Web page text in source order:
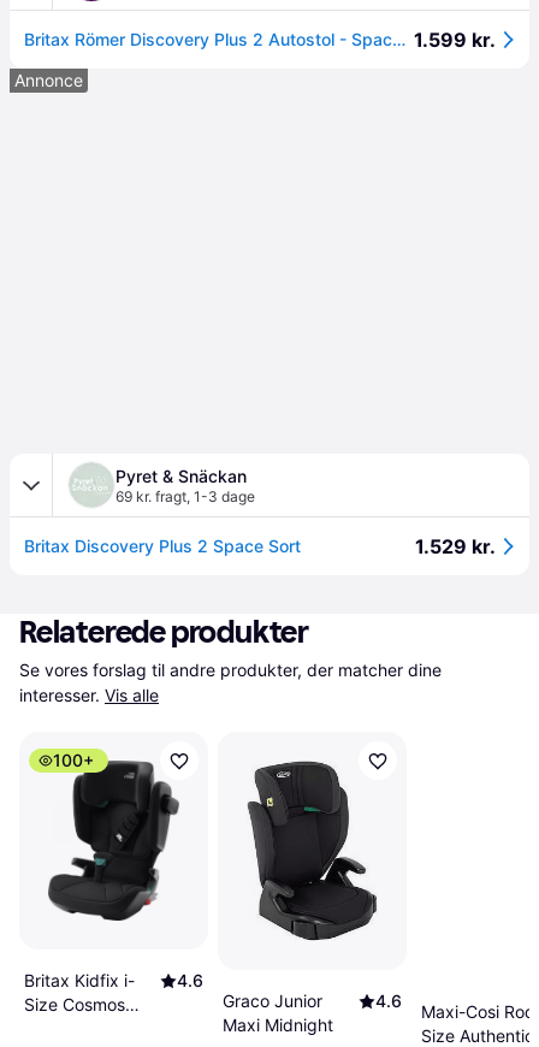
Britax Römer Discovery Plus 2 Autostol - Space Black 1.599 kr.
Annonce
Pyret & Snäckan
69 kr. fragt, 1-3 dage
Britax Discovery Plus 2 Space Sort 1.529 kr.
Relaterede produkter
Se vores forslag til andre produkter, der matcher dine
interesser. Vis alle
100+
Britax Kidfix i-
Size Cosmos
4.6
Graco Junior
Maxi Midnight
4.6
Maxi-Cosi
Size Authentic